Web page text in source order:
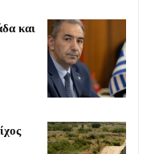
και